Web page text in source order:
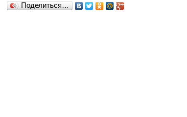
Поделиться…